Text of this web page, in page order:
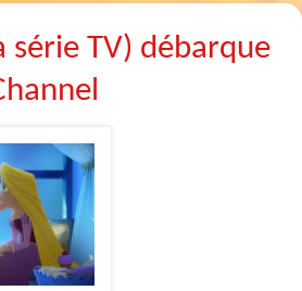
série TV) débarque